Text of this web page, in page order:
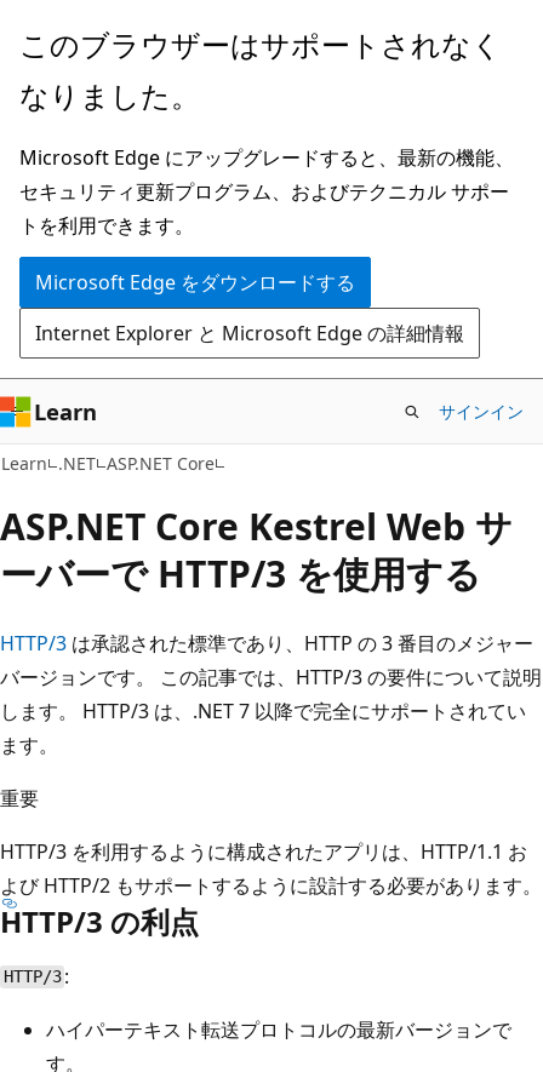
メ
ン
ン
テ
ン
ツ
に
ス
キ
ッ
プ
このブラウザーはサポートされなく
なりました。
Microsoft Edge にアップグレードすると、最新の機能、
セキュリティ更新プログラム、およびテクニカル サポー
トを利用できます。
Microsoft Edge をダウンロードする
Internet Explorer と Microsoft Edge の詳細情報
Learn サインイン
Learn .NET ASP.NET Core
ASP.NET Core Kestrel Web サ
ーバーで HTTP/3 を使用する
HTTP/3 は承認された標準であり、HTTP の 3 番目のメジャー
バージョンです。 この記事では、HTTP/3 の要件について説明
します。 HTTP/3 は、.NET 7 以降で完全にサポートされてい
ます。
重要
HTTP/3 を利用するように構成されたアプリは、HTTP/1.1 お
よび HTTP/2 もサポートするように設計する必要があります。
HTTP/3 の利点
HTTP/3 :
ハイパーテキスト転送プロトコルの最新バージョンで
す。